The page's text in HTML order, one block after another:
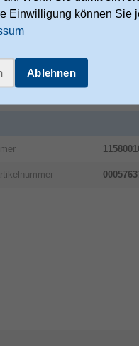
Abmessungen
Einwilligung können Sie
Ablehnen